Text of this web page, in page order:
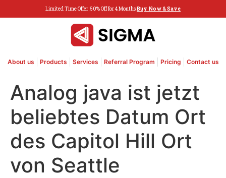
Limited Time Offer: 50% Off for 4 MonthsBuy Now & Save
About us Products Services Referral Program Pricing Contact us
Analog java ist jetzt
beliebtes Datum Ort
des Capitol Hill Ort
von Seattle